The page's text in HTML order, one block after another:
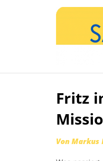
Zum
springen
Fritz
Von Markus